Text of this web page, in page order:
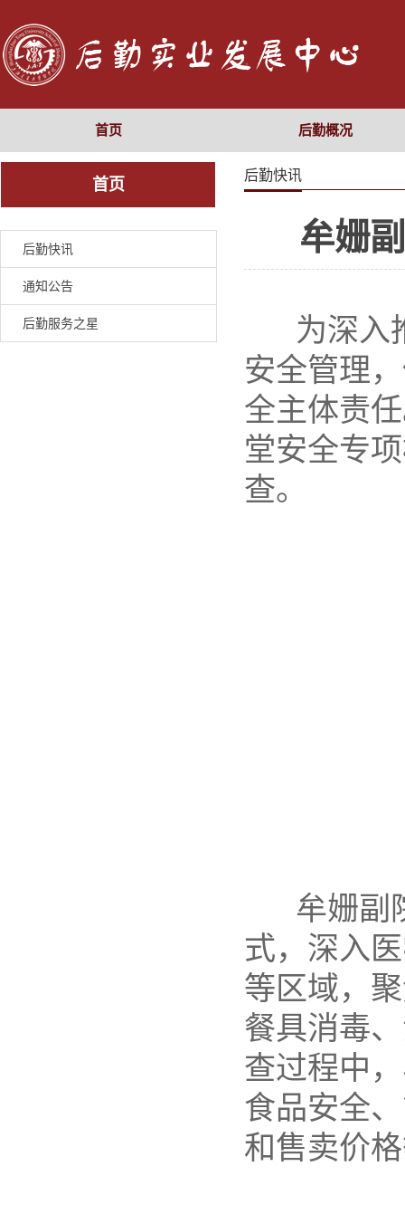
首页 后勤概况
首页
后勤快讯
通知公告
后勤服务之星
后勤快讯
牟姗
为深入
安全管理
全主体责
堂安全专
查。
牟姗副
式，深入
等区域，
餐具消毒
查过程中
食品安全
和售卖价